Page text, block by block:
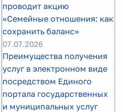
проводит акцию
«Семейные отношения: как
сохранить баланс»
07.07.2026
Преимущества получения
услуг в электронном виде
посредством Единого
портала государственных
и муниципальных услуг